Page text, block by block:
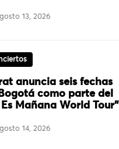
13, 2026
anuncia seis fechas
como parte del
Es Mañana World Tour”
14, 2026